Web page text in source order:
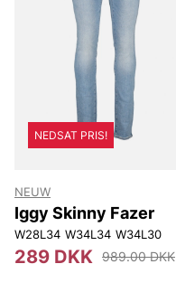
NEDSAT PRIS!
NEUW
Iggy Skinny Fazer
W28L34 W34L34 W34L30
289 DKK 989.00 DKK